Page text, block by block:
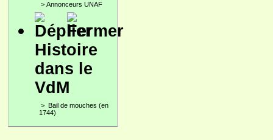
> Annonceurs UNAF
Histoire
dans le
VdM
> Bail de mouches (en
1744)